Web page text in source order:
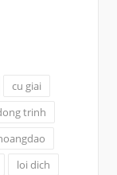
cu giai
trinh
loi dich